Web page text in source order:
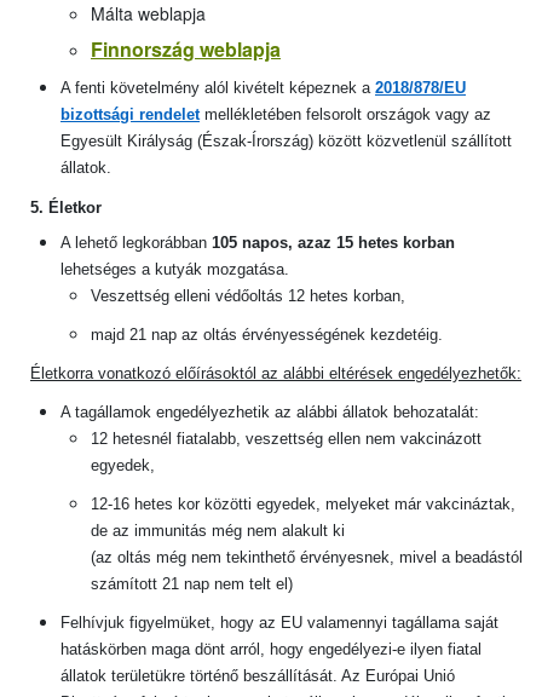
Málta weblapja
Finnország weblapja
A fenti követelmény alól kivételt képeznek a 2018/878/EU
bizottsági rendeletmellékletében felsorolt országok vagy az
Egyesült Királyság (Észak-Írország) között közvetlenül szállított
állatok.
5. Életkor
A lehető legkorábban 105 napos, azaz 15 hetes korban
lehetséges a kutyák mozgatása.
Veszettség elleni védőoltás 12 hetes korban,
majd 21 nap az oltás érvényességének kezdetéig.
Életkorra vonatkozó előírásoktól az alábbi eltérések engedélyezhetők:
A tagállamok engedélyezhetik az alábbi állatok behozatalát:
12 hetesnél fiatalabb, veszettség ellen nem vakcinázott
egyedek,
12-16 hetes kor közötti egyedek, melyeket már vakcináztak,
de az immunitás még nem alakult ki
(az oltás még nem tekinthető érvényesnek, mivel a beadástól
számított 21 nap nem telt el)
Felhívjuk figyelmüket, hogy az EU valamennyi tagállama saját
hatáskörben maga dönt arról, hogy engedélyezi-e ilyen fiatal
állatok területükre történő beszállítását. Az Európai Unió